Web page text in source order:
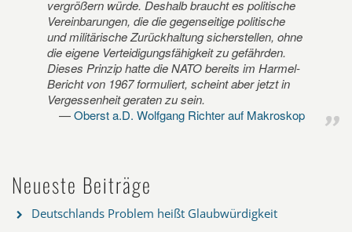
vergrößern würde. Deshalb braucht es politische
Vereinbarungen, die die gegenseitige politische
und militärische Zurückhaltung sicherstellen, ohne
die eigene Verteidigungsfähigkeit zu gefährden.
Dieses Prinzip hatte die NATO bereits im Harmel-
Bericht von 1967 formuliert, scheint aber jetzt in
Vergessenheit geraten zu sein.
Oberst a.D. Wolfgang Richter auf Makroskop
Neueste Beiträge
Deutschlands Problem heißt Glaubwürdigkeit